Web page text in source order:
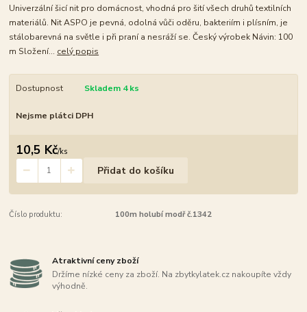
Univerzální šicí nit pro domácnost, vhodná pro šití všech druhů textilních
materiálů. Nit ASPO je pevná, odolná vůči oděru, bakteriím i plísním, je
stálobarevná na světle i při praní a nesráží se. Český výrobek Návin: 100
m Složení... celý popis
Dostupnost Skladem 4 ks
Nejsme plátci DPH
10,5 Kč/ks
Přidat do košíku
Číslo produktu: 100m holubí modř č.1342
Atraktivní ceny zboží
Držíme nízké ceny za zboží. Na zbytkylatek.cz nakoupíte vždy
výhodně.